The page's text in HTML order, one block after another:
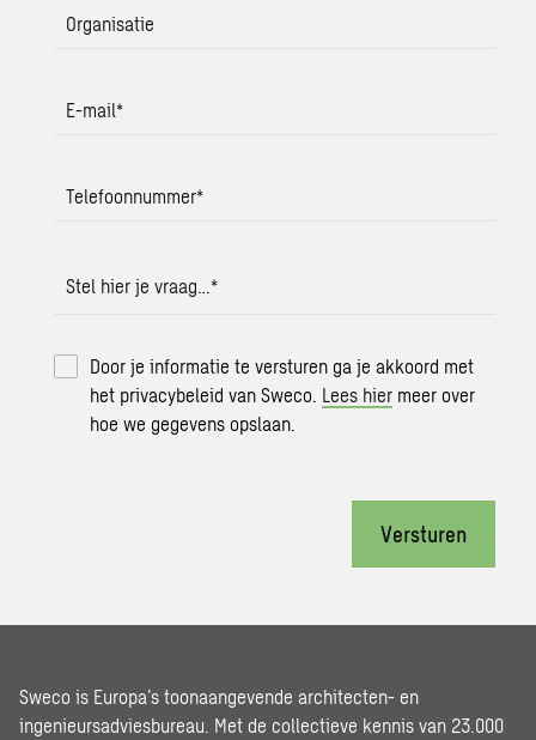
Organisatie
E-mail*
Telefoonnummer*
Stel hier je vraag… *
Door je informatie te versturen ga je akkoord met
het privacybeleid van Sweco. Lees hier meer over
hoe we gegevens opslaan.
Versturen
Sweco is Europa’s toonaangevende architecten- en
ingenieursadviesbureau. Met de collectieve kennis van 23.000